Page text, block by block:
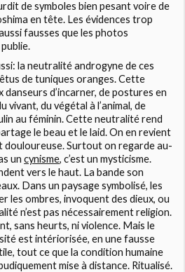
de symboles bien pesant voire de
en tête. Les évidences trop
fausses que les photos
publie.
la neutralité androgyne de ces
de tuniques oranges. Cette
d’incarner, de postures en
vivant, du végétal à l’animal, de
au féminin. Cette neutralité rend
le beau et le laid. On en revient
douloureuse. Surtout on regarde au-
uncynisme, c’est un mysticisme.
vers le haut. La bande son
Dans un paysage symbolisé, les
les ombres, invoquent des dieux, ou
n’est pas nécessairement religion.
sans heurts, ni violence. Mais le
est intériorisée, en une fausse
tout ce que la condition humaine
mise à distance. Ritualisé.